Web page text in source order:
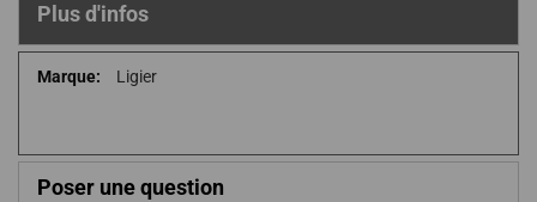
Plus d'infos
Plus
Ligier
Poser une question